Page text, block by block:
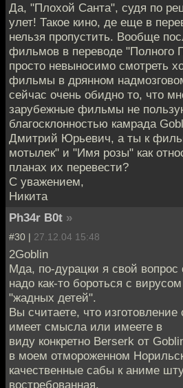
Да, "Плохой Санта", судя по
улет! Такое кино, де еще в
нельзя пропустить. Вообще
фильмов в переводе "Полного
просто невыносимо смотреть
фильмы в дрянном
сейчас очень обидно то, что
зарубежные фильмы не
благосклонностью камрада
Дмитрий Юрьевич, а ты к
мотылек" и "Имя розы" как
планах их перевести?
С уважением,
Никита
Ph34r B0t »
#30 | 27.12.04 15:48
2Goblin
Мда, по-дурацки я свой
надо как-то бороться с вирусом
"жадных детей".
Вы считаете, что
имеет смысла или имеете в
виду конкретно Berserk от
в моем отмороженном
качественные сабы к аниме
востребованная.